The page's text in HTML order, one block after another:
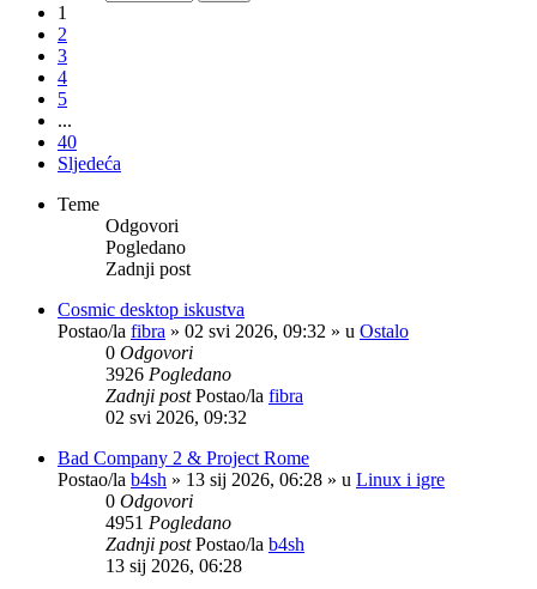
1
2
3
4
5
...
40
Sljedeća
Teme
Odgovori
Pogledano
Zadnji post
Cosmic desktop iskustva
Postao/la fibra » 02 svi 2026, 09:32 » u Ostalo
0 Odgovori
3926 Pogledano
Zadnji postPostao/la fibra
02 svi 2026, 09:32
Bad Company 2 & Project Rome
Postao/la b4sh » 13 sij 2026, 06:28 » u Linux i igre
0 Odgovori
4951 Pogledano
Zadnji postPostao/la b4sh
13 sij 2026, 06:28